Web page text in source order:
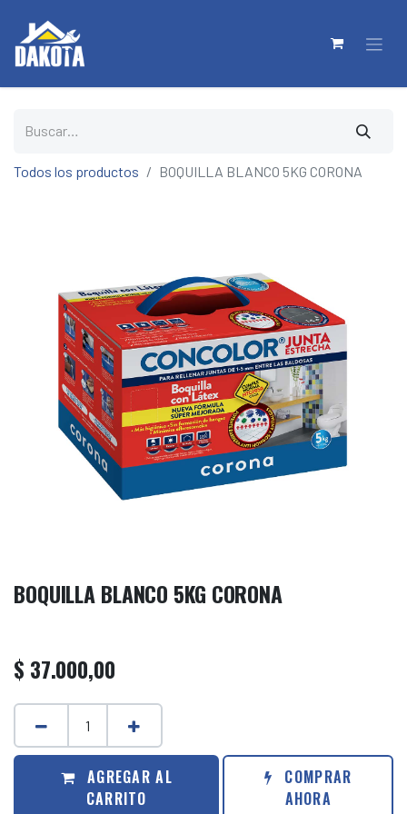
Todos los productos BOQUILLA BLANCO 5KG CORONA
BOQUILLA BLANCO 5KG CORONA
$ 37.000,00
AGREGAR AL
CARRITO
COMPRAR
AHORA